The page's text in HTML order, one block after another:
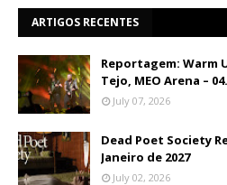
ARTIGOS RECENTES
Reportagem: Warm
Tejo, MEO Arena –
July 07, 2026
Dead Poet Society
Janeiro de 2027
July 02, 2026